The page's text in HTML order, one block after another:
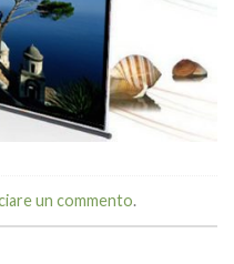
un commento.